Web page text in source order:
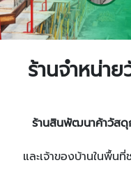
ร้านจำหน่า
ร้านสินพัฒนาค้าวัสดุ
และเจ้าของบ้านในพื้น